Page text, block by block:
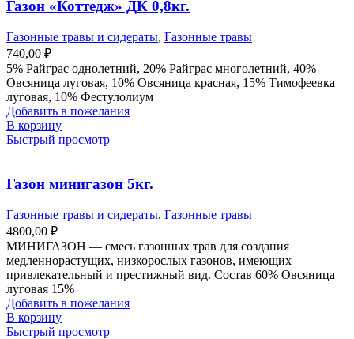
Газон «Коттедж» ДК 0,8кг.
Газонные травы и сидераты, Газонные травы
740,00 ₽
5% Райграс однолетний, 20% Райграс многолетний, 40%
Овсяница луговая, 10% Овсяница красная, 15% Тимофеевка
луговая, 10% Фестулолиум
Добавить в пожелания
В корзину
Быстрый просмотр
Газон минигазон 5кг.
Газонные травы и сидераты, Газонные травы
4800,00 ₽
МИНИГАЗОН — смесь газонных трав для создания
медленнорастущих, низкорослых газонов, имеющих
привлекательный и престижный вид. Состав 60% Овсяница
луговая 15%
Добавить в пожелания
В корзину
Быстрый просмотр